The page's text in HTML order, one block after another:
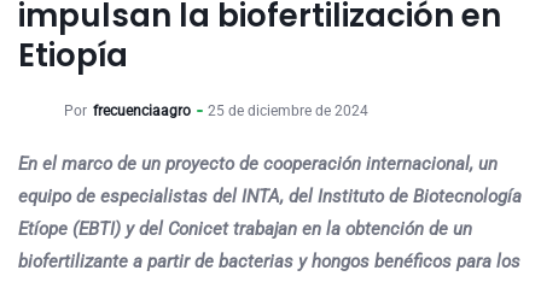
impulsan la biofertilización en
Etiopía
Por frecuenciaagro 25 de diciembre de 2024
En el marco de un proyecto de cooperación internacional, un
equipo de especialistas del INTA, del Instituto de Biotecnología
Etíope (EBTI) y del Conicet trabajan en la obtención de un
biofertilizante a partir de bacterias y hongos benéficos para los